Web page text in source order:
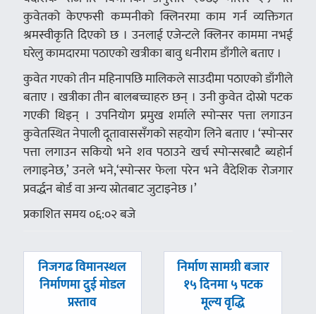
कुवेतको केएफसी कम्पनीको क्लिनरमा काम गर्न व्यक्तिगत
श्रमस्वीकृति दिएको छ । उनलाई एजेन्टले क्लिनर काममा नभई
घरेलु कामदारमा पठाएको खत्रीका बावु धनीराम डाँगीले बताए ।
कुवेत गएको तीन महिनापछि मालिकले साउदीमा पठाएको डाँगीले
बताए । खत्रीका तीन बालबच्चाहरु छन् । उनी कुवेत दोस्रो पटक
गएकी थिइन् । उपनियोग प्रमुख शर्माले स्पोन्सर पत्ता लगाउन
कुवेतस्थित नेपाली दूतावाससँगको सहयोग लिने बताए । ‘स्पोन्सर
पत्ता लगाउन सकियो भने शव पठाउने खर्च स्पोन्सरबाटै ब्यहोर्न
लगाइनेछ,’ उनले भने,‘स्पोन्सर फेला परेन भने वैदेशिक रोजगार
प्रवर्द्धन बोर्ड वा अन्य स्रोतबाट जुटाइनेछ ।’
प्रकाशित समय ०६:०२ बजे
पछिल्लाे
-
निजगढ विमानस्थल
निर्माणमा दुई मोडल
प्रस्ताव
अघिल्लाे
निर्माण सामग्री बजार
१५ दिनमा ५ पटक
मूल्य वृद्धि